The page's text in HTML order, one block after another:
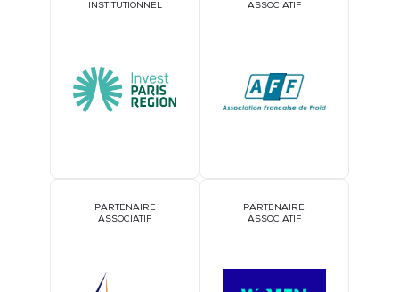
INSTITUTIONNEL ASSOCIATIF
PARTENAIRE
ASSOCIATIF
PARTENAIRE
ASSOCIATIF